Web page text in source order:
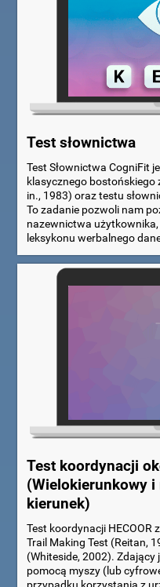
Test słownictwa
Test Słownictwa CogniFit
klasycznego
in., 1983) oraz testu
To zadanie pozwoli nam
nazewnictwa
leksykonu werbalnego
Test koordynacji
(Wielokierunkowy
kierunek)
Test koordynacji HECOOR
Trail Making Test (Reitan,
(Whiteside, 2002).
pomocą myszy (lub